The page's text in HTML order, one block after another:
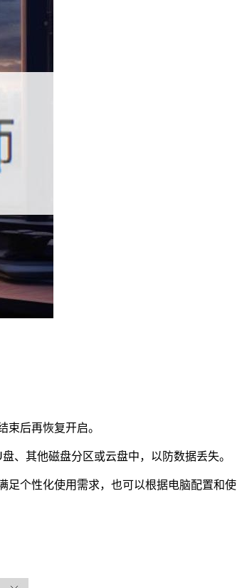
后再恢复开启。
、其他磁盘分区或云盘中，以防数据丢失。
足个性化使用需求，也可以根据电脑配置和使